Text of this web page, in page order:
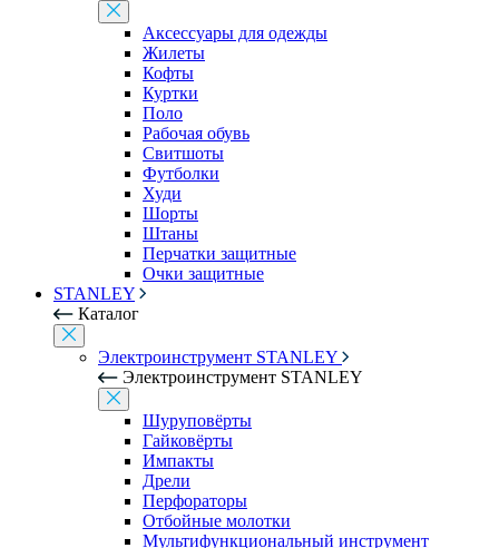
Аксессуары для одежды
Жилеты
Кофты
Куртки
Поло
Рабочая обувь
Свитшоты
Футболки
Худи
Шорты
Штаны
Перчатки защитные
Очки защитные
STANLEY
Каталог
Электроинструмент STANLEY
Электроинструмент STANLEY
Шуруповёрты
Гайковёрты
Импакты
Дрели
Перфораторы
Отбойные молотки
Мультифункциональный инструмент